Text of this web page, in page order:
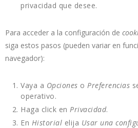
privacidad que desee.
Para acceder a la configuración de
siga estos pasos (pueden variar en
navegador):
Vaya a Opciones o Preferencias
operativo.
Haga click en Privacidad.
En Historial elija Usar una